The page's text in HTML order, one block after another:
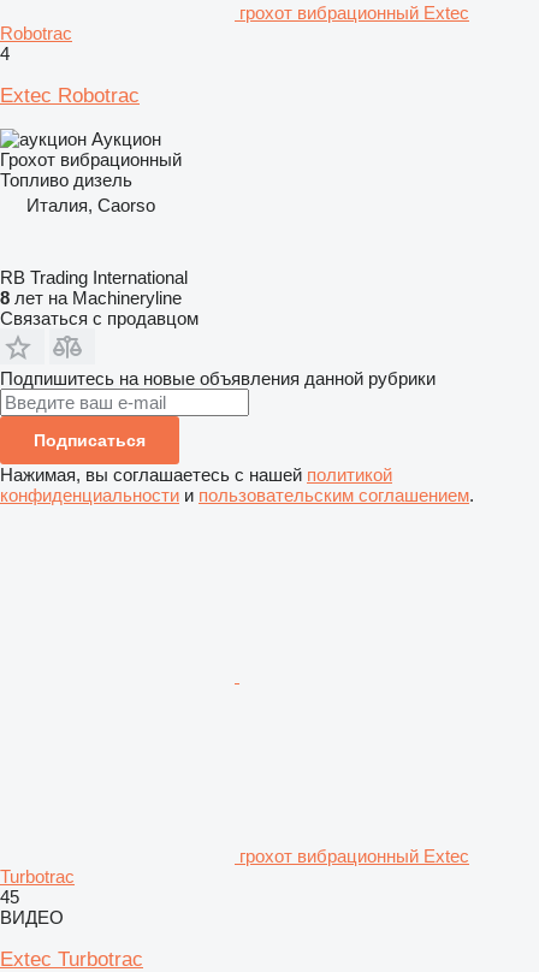
грохот вибрационный Extec
Robotrac
4
Extec Robotrac
Аукцион
Грохот вибрационный
Топливо дизель
Италия, Caorso
RB Trading International
8 лет на Machineryline
Связаться с продавцом
Подпишитесь на новые объявления данной рубрики
Подписаться
Нажимая, вы соглашаетесь с нашей политикой
конфиденциальности и пользовательским соглашением.
грохот вибрационный Extec
Turbotrac
45
ВИДЕО
Extec Turbotrac